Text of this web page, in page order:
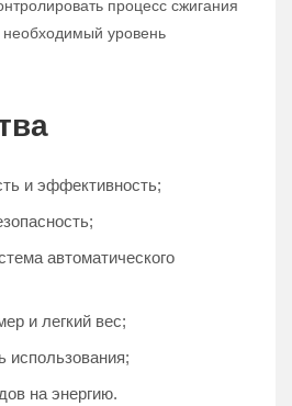
процесс сжигания
необходимый уровень
и эффективность;
автоматического
и легкий вес;
использования;
на энергию.